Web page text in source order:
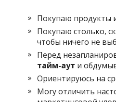
Покупаю продукты
Покупаю столько,
чтобы ничего не
Перед
тайм-аут и
Ориентируюсь на
Могу отличить